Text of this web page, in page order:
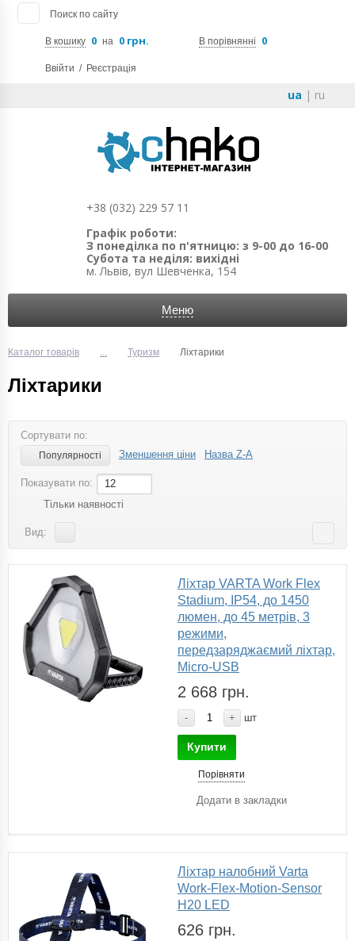
Поиск по сайту
В кошику 0 на 0 грн. В порівнянні 0
Ввійти / Реєстрація
ua | ru
+38 (032) 229 57 11
Графік роботи:
З понеділка по п'ятницю: з 9-00 до 16-00
Субота та неділя: вихідні
м. Львів, вул Шевченка, 154
Меню
Каталог товарів ... Туризм Ліхтарики
Ліхтарики
Сортувати по:
Популярності Зменшення ціни Назва Z-A
Показувати по:
12
Тільки наявності
Вид:
Ліхтар VARTA Work Flex
Stadium, IP54, до 1450
люмен, до 45 метрів, 3
режими,
передзаряджаємий ліхтар,
Micro-USB
2 668 грн.
- + шт
Купити
Порівняти
Додати в закладки
Ліхтар налобний Varta
Work-Flex-Motion-Sensor
H20 LED
626 грн.